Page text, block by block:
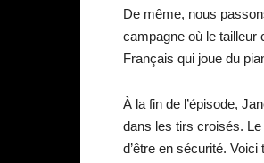
De même, nous
campagne où le tailleur
Français qui joue du
À la fin de l’épisode,
dans les tirs croisés.
d’être en sécurité. Voici